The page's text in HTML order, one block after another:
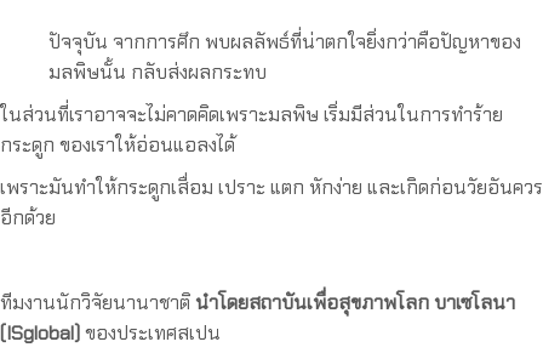
ปัจจุบัน จากการศึก พบผลลัพธ์ที่น่าตกใจยิ่งกว่าคือปัญหาของ
มลพิษนั้น กลับส่งผลกระทบ
ในส่วนที่เราอาจจะไม่คาดคิดเพราะมลพิษ เริ่มมีส่วนในการทำร้าย
กระดูก ของเราให้อ่อนแอลงได้
เพราะมันทำให้กระดูกเสื่อม เปราะ แตก หักง่าย และเกิดก่อนวัยอันควร
อีกด้วย
ทีมงานนักวิจัยนานาชาตินำโดยสถาบันเพื่อสุขภาพโลก บาเซโลนา
(ISglobal)ของประเทศสเปน